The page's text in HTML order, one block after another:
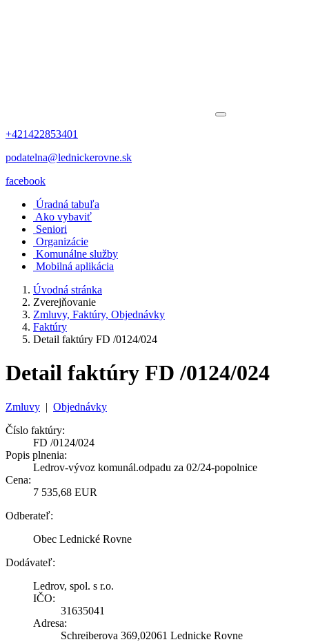
+421422853401
podatelna@lednickerovne.sk
facebook
Úradná tabuľa
Ako vybaviť
Seniori
Organizácie
Komunálne služby
Mobilná aplikácia
Úvodná stránka
Zverejňovanie
Zmluvy, Faktúry, Objednávky
Faktúry
Detail faktúry FD /0124/024
Detail faktúry FD /0124/024
Zmluvy | Objednávky
Číslo faktúry:
FD /0124/024
Popis plnenia:
Ledrov-vývoz komunál.odpadu za 02/24-popolnice
Cena:
7 535,68 EUR
Odberateľ:
Obec Lednické Rovne
Dodávateľ:
Ledrov, spol. s r.o.
IČO:
31635041
Adresa:
Schreiberova 369,02061 Lednicke Rovne